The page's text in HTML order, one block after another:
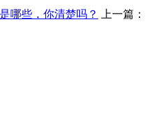
哪些，你清楚吗？
上一篇：